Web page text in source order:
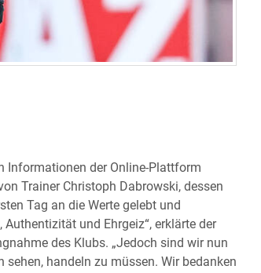
Informationen der Online-Plattform
Trainer Christoph Dabrowski, dessen
Tag an die Werte gelebt und
und Ehrgeiz“, erklärte der
des Klubs. „Jedoch sind wir nun
handeln zu müssen. Wir bedanken